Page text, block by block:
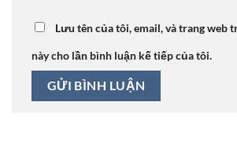
Lưu tên của tôi, email, và trang web
này cho lần bình luận kế tiếp của tôi.